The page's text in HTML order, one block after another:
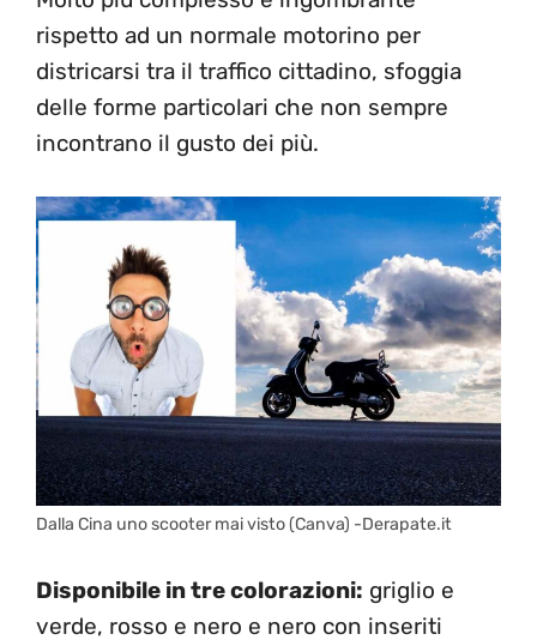
rispetto ad un normale motorino per
districarsi tra il traffico cittadino, sfoggia
delle forme particolari che non sempre
incontrano il gusto dei più.
Dalla Cina uno scooter mai visto (Canva) -Derapate.it
Disponibile in tre colorazioni: griglio e
verde, rosso e nero e nero con inseriti